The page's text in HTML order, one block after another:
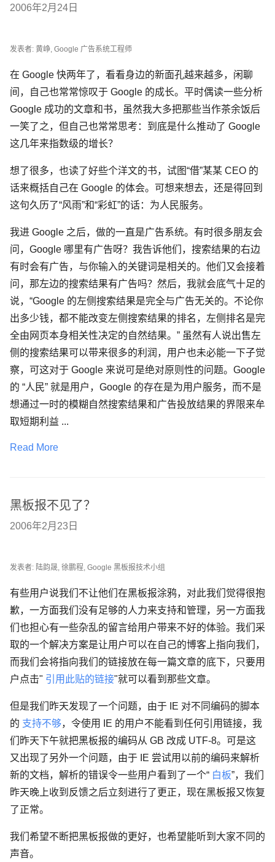
2006年2月24日
发表者: 黄峥, Google 广告系统工程师
在 Google 快两年了，看看身边的新面孔越来越多，闲聊
间，自己也常常惊叹于 Google 的成长。平时偶读一些分析
Google 成功的文章和书，虽然我大多把那些当作茶余饭后
一笑了之，但自己也常常思考：到底是什么推动了 Google
这几年来指数级的增长？
想了很多，也读了好些个洋文的书，试图“借”某某 CEO 的
话来概括自己在 Google 的体会。可想来想去，还是得回到
这句久历了“风雨”和“彩虹”的话：为人民服务。
我进 Google 之后，做的一直是广告系统。有时很多朋友会
问，Google 哪里有广告呀？我告诉他们，搜索结果的右边
有时会有广告，与你输入的关键词是相关的。他们又会接着
问，那左边的搜索结果有广告吗？然后，我就会底气十足的
说，“Google 的左侧搜索结果是完全与广告无关的。不论你
出多少钱，都不能改变左侧搜索结果的排名，左侧排名是完
全由网页本身相关性决定的自然结果。” 虽然有人说出售左
侧的搜索结果可以带来很多的利润，用户也未必能一下子觉
察，可这对于 Google 来说可是绝对原则性的问题。Google
的 “人民” 就是用户，Google 的存在是为用户服务，而不是
想通过一时的模糊自然搜索结果和广告投放结果的界限来牟
取短期利益 ...
Read More
黑板报不见了？
2006年2月23日
发表者: 陆韵晟, 徐鹏程, Google 黑板报技术小组
有些用户说我们不让他们在黑板报涂鸦，对此我们觉得很抱
歉，一方面我们没有足够的人力来支持和管理，另一方面我
们也担心有一些杂乱的留言给用户带来不好的体验。我们采
取的一个解决方案是让用户可以在自己的博客上指向我们，
而我们会将指向我们的链接放在每一篇文章的底下，只要用
户点击" 引用此贴的链接"就可以看到那些文章。
但是我们昨天发现了一个问题，由于 IE 对不同编码的脚本
的 支持不够，令使用 IE 的用户不能看到任何引用链接，我
们昨天下午就把黑板报的编码从 GB 改成 UTF-8。可是这
又出现了另外一个问题，由于 IE 尝试用以前的编码来解析
新的文档，解析的错误令一些用户看到了一个“ 白板”，我们
昨天晚上收到反馈之后立刻进行了更正，现在黑板报又恢复
了正常。
我们希望不断把黑板报做的更好，也希望能听到大家不同的
声音。